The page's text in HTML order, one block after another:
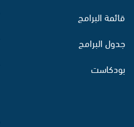
قائمة البرامج
جدول البرامج
بودكاست